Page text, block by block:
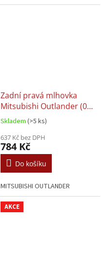
Zadní pravá mlhovka
Mitsubishi Outlander (06-
13)
Skladem (>5 ks)
637 Kč bez DPH
784 Kč
Do košíku
MITSUBISHI OUTLANDER
AKCE